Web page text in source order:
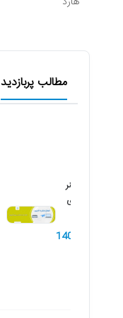
مطالب پربازدید
نصب اسکنر
کانن بر روی
1402/10/9